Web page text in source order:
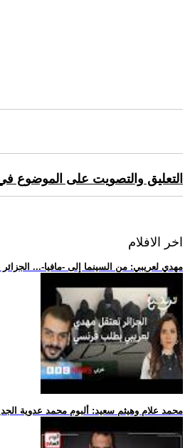
التعليق والتصويت على الموضوع
اخر الافلام
.. مهدي لعريبي: من السينما إلى -مافيا-...
.. محمد علام وهيثم سعيد: ألبوم محمد عدوية